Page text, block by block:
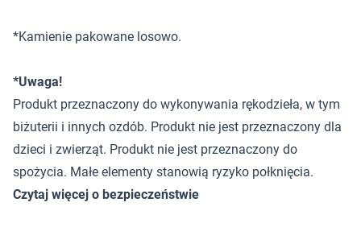
*Kamienie pakowane losowo.
*Uwaga!
Produkt przeznaczony do wykonywania rękodzieła, w tym
biżuterii i innych ozdób. Produkt nie jest przeznaczony dla
dzieci i zwierząt. Produkt nie jest przeznaczony do
spożycia. Małe elementy stanowią ryzyko połknięcia.
Czytaj więcej o bezpieczeństwie